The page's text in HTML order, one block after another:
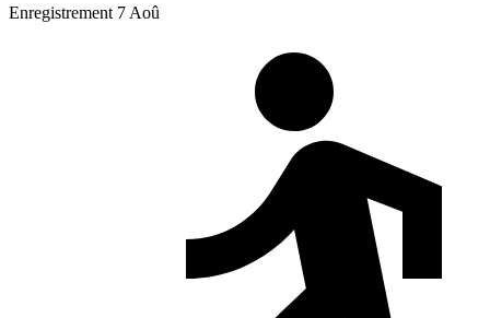
Enregistrement 7 Aoû